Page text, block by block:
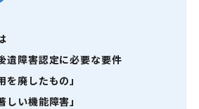
遺障害認定に必要な要件
を廃したもの」
しい機能障害」